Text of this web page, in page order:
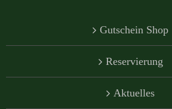
Gutschein Shop
Reservierung
Aktuelles